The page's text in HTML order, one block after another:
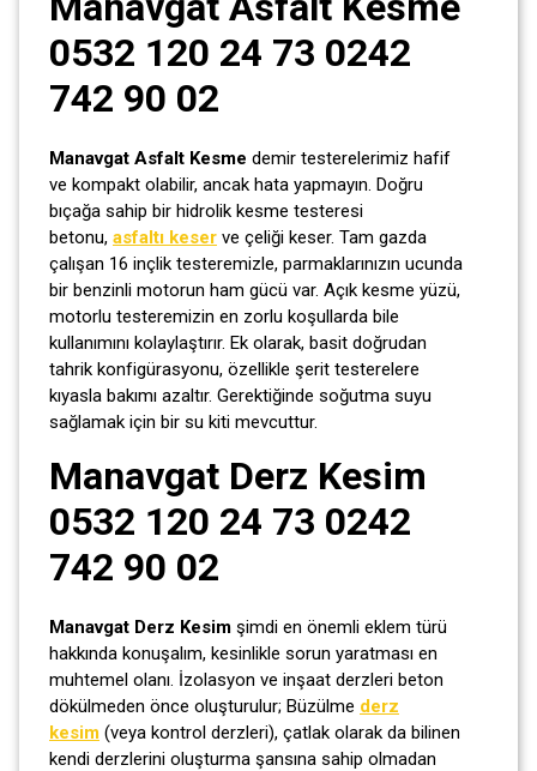
0532 120 24 73 0242
742 90 02
Manavgat Asfalt Kesme demir testerelerimiz hafif
ve kompakt olabilir, ancak hata yapmayın. Doğru
bıçağa sahip bir hidrolik kesme testeresi
betonu, asfaltı keser ve çeliği keser. Tam gazda
çalışan 16 inçlik testeremizle, parmaklarınızın ucunda
bir benzinli motorun ham gücü var. Açık kesme yüzü,
motorlu testeremizin en zorlu koşullarda bile
kullanımını kolaylaştırır. Ek olarak, basit doğrudan
tahrik konfigürasyonu, özellikle şerit testerelere
kıyasla bakımı azaltır. Gerektiğinde soğutma suyu
sağlamak için bir su kiti mevcuttur.
Manavgat Derz Kesim
0532 120 24 73 0242
742 90 02
Manavgat Derz Kesim şimdi en önemli eklem türü
hakkında konuşalım, kesinlikle sorun yaratması en
muhtemel olanı. İzolasyon ve inşaat derzleri beton
dökülmeden önce oluşturulur; Büzülme derz
kesim (veya kontrol derzleri), çatlak olarak da bilinen
kendi derzlerini oluşturma şansına sahip olmadan